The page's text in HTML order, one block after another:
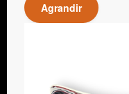
Agrandir